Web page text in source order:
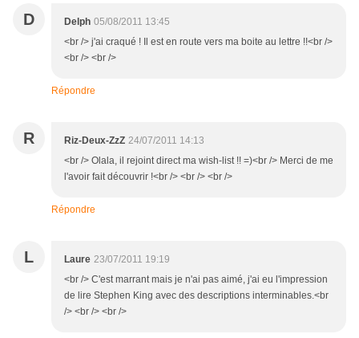
D Delph 05/08/2011 13:45
<br /> j'ai craqué ! Il est en route vers ma boite au lettre !!<br />
<br /> <br />
Répondre
R Riz-Deux-ZzZ 24/07/2011 14:13
<br /> Olala, il rejoint direct ma wish-list !! =)<br /> Merci de me
l'avoir fait découvrir !<br /> <br /> <br />
Répondre
L Laure 23/07/2011 19:19
<br /> C'est marrant mais je n'ai pas aimé, j'ai eu l'impression
de lire Stephen King avec des descriptions interminables.<br
/> <br /> <br />